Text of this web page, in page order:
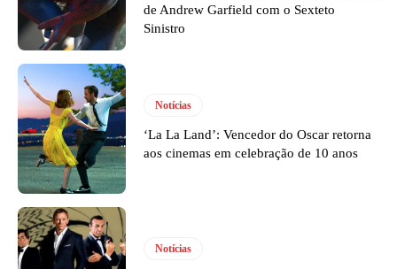
de Andrew Garfield com o Sexteto
Sinistro
Notícias
‘La La Land’: Vencedor do Oscar retorna
aos cinemas em celebração de 10 anos
Notícias